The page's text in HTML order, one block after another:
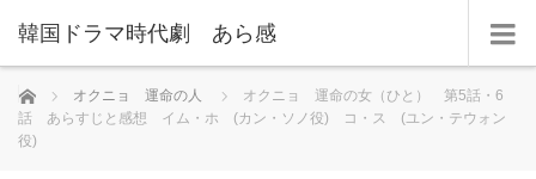
韓国ドラマ時代劇 あら感
ホーム オクニョ 運命の人
オクニョ 運命の女（ひと） 第5話・6
話 あらすじと感想 イム・ホ (カン・ソノ役) コ・ス (ユン・テウォン
役)